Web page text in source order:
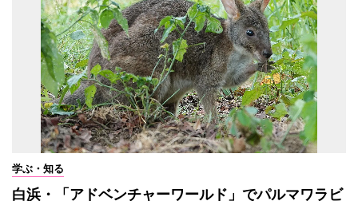
学ぶ・知る
白浜・「アドベンチャーワールド」でパルマワラビ